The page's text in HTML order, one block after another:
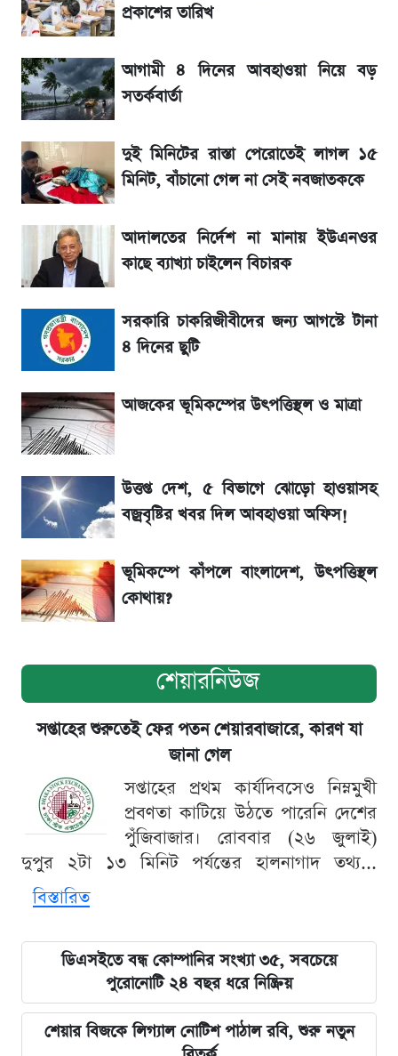
জেনে নিন আজকের সোনা ও রুপার সর্বশেষ দাম
আগে দেখে নিন, আজকের সোনার নতুন দাম
তাপমাত্রা নিয়ে নতুন পূর্বাভাস দিল আবহাওয়া অফিস
টিভিতে আজকের খেলা (৭ আগস্ট)
সৌদিতে বাংলাদেশিদের আকামা নবায়নে বদলে গেল
নিয়ম
La Liga 2026-2027: সর্বশেষ পয়েন্ট টেবিল ও
খবর
একদিনের ব্যবধানে আজকের সোনার দাম
ড. ইউনূস বনাম তারেক রহমান—তুলনায় যা বললেন
কাদের সিদ্দিকী
প্রকাশের তারিখ
আগামী ৪ দিনের আবহাওয়া নিয়ে বড়
সতর্কবার্তা
দুই মিনিটের রাস্তা পেরোতেই লাগল ১৫
মিনিট, বাঁচানো গেল না সেই নবজাতককে
আদালতের নির্দেশ না মানায় ইউএনওর
কাছে ব্যাখ্যা চাইলেন বিচারক
সরকারি চাকরিজীবীদের জন্য আগস্টে টানা
৪ দিনের ছুটি
আজকের ভূমিকম্পের উৎপত্তিস্থল ও মাত্রা
উত্তপ্ত দেশ, ৫ বিভাগে ঝোড়ো হাওয়াসহ
বজ্রবৃষ্টির খবর দিল আবহাওয়া অফিস!
ভূমিকম্পে কাঁপলে বাংলাদেশ, উৎপত্তিস্থল
কোথায়?
শেয়ারনিউজ
সপ্তাহের শুরুতেই ফের পতন শেয়ারবাজারে, কারণ যা
জানা গেল
সপ্তাহের প্রথম কার্যদিবসেও নিম্নমুখী
প্রবণতা কাটিয়ে উঠতে পারেনি দেশের
পুঁজিবাজার। রোববার (২৬ জুলাই)
দুপুর ২টা ১৩ মিনিট পর্যন্তের হালনাগাদ তথ্য...
বিস্তারিত
ডিএসইতে বন্ধ কোম্পানির সংখ্যা ৩৫, সবচেয়ে
পুরোনোটি ২৪ বছর ধরে নিষ্ক্রিয়
শেয়ার বিজকে লিগ্যাল নোটিশ পাঠাল রবি, শুরু নতুন